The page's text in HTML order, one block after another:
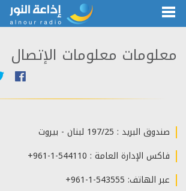
معلومات معلومات الإتصال
صندوق البريد : 197/25 لبنان - بيروت
فاكس الإدارة العامة : 544110-1-961+
عبر الهاتف: 543555-1-961+